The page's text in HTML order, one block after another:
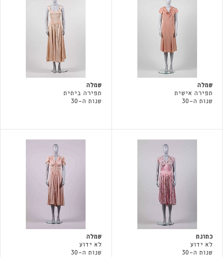
שמלה
תפירה אישית
שנות ה-30
שמלה
תפירה ביתית
שנות ה-30
כתונת
לא ידוע
שנות ה-30
שמלה
לא ידוע
שנות ה-30